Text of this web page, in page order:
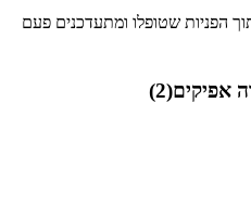
הפניות שטופלו ומתעדכנים פעם
אפיקים(
2
)